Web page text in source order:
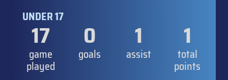
UNDER 17
17
game
played
0
goals
1
assist
1
total
points